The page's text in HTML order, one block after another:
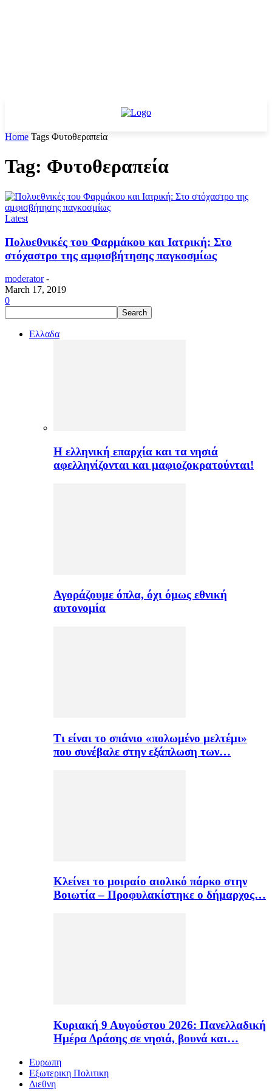
Home Tags Φυτοθεραπεία
Tag: Φυτοθεραπεία
Latest
Πολυεθνικές του Φαρμάκου και Ιατρική: Στο
στόχαστρο της αμφισβήτησης παγκοσμίως
moderator -
March 17, 2019
0
Ελλαδα
H ελληνική επαρχία και τα νησιά
αφελληνίζονται και μαφιοζοκρατούνται!
Αγοράζουμε όπλα, όχι όμως εθνική
αυτονομία
Τι είναι το σπάνιο «πολωμένο μελτέμι»
που συνέβαλε στην εξάπλωση των…
Κλείνει το μοιραίο αιολικό πάρκο στην
Βοιωτία – Προφυλακίστηκε ο δήμαρχος…
Κυριακή 9 Αυγούστου 2026: Πανελλαδική
Ημέρα Δράσης σε νησιά, βουνά και…
Ευρωπη
Εξωτερικη Πολιτικη
Διεθνη